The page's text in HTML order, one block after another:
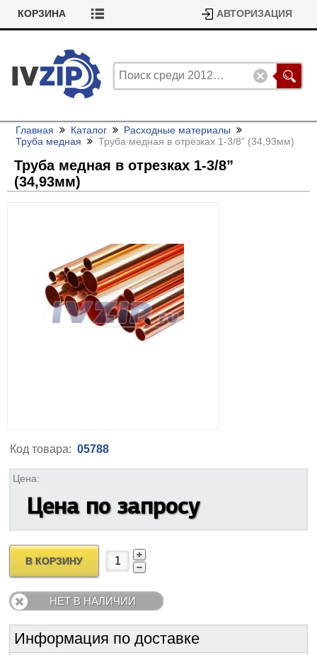
КОРЗИНА АВТОРИЗАЦИЯ
Главная Каталог
Расходные материалы
Труба медная
Труба медная в отрезках 1-3/8” (34,93мм)
Труба медная в отрезках 1-3/8”
(34,93мм)
Код товара: 05788
Цена:
Цена по запросу
В КОРЗИНУ
НЕТ В НАЛИЧИИ
Информация по доставке